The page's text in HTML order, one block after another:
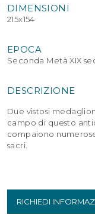
DIMENSIONI
215x154
EPOCA
Seconda Metà XIX
DESCRIZIONE
Due vistosi
campo di questo
compaiono
sacri.
RICHIEDI